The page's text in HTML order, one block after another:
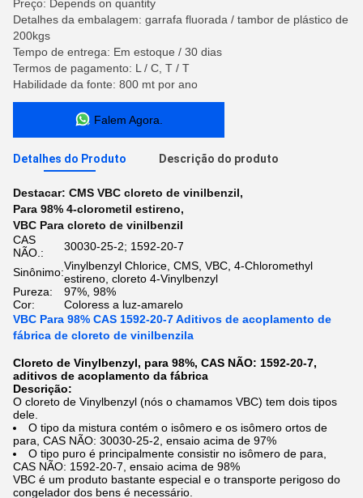
Preço: Depends on quantity
Detalhes da embalagem: garrafa fluorada / tambor de plástico de
200kgs
Tempo de entrega: Em estoque / 30 dias
Termos de pagamento: L / C, T / T
Habilidade da fonte: 800 mt por ano
Falem Agora.
Detalhes do Produto Descrição do produto
Destacar: CMS VBC cloreto de vinilbenzil,
Para 98% 4-clorometil estireno,
VBC Para cloreto de vinilbenzil
CAS
NÃO.:
30030-25-2; 1592-20-7
Sinônimo:Vinylbenzyl Chlorice, CMS, VBC, 4-Chloromethyl
estireno, cloreto 4-Vinylbenzyl
Pureza:
97%, 98%
Cor:
Coloress a luz-amarelo
VBC Para 98% CAS 1592-20-7 Aditivos de acoplamento de
fábrica de cloreto de vinilbenzila
Cloreto de Vinylbenzyl, para 98%, CAS NÃO: 1592-20-7,
aditivos de acoplamento da fábrica
Descrição:
O cloreto de Vinylbenzyl (nós o chamamos VBC) tem dois tipos
dele.
O tipo da mistura contém o isômero e os isômero ortos de
para, CAS NÃO: 30030-25-2, ensaio acima de 97%
O tipo puro é principalmente consistir no isômero de para,
CAS NÃO: 1592-20-7, ensaio acima de 98%
VBC é um produto bastante especial e o transporte perigoso do
congelador dos bens é necessário.